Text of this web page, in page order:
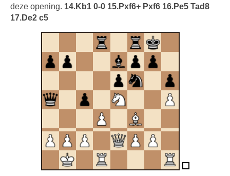
deze opening. 14.Kb1 0-0 15.Pxf6+ Pxf6 16.Pe5 Tad8
17.De2 c5